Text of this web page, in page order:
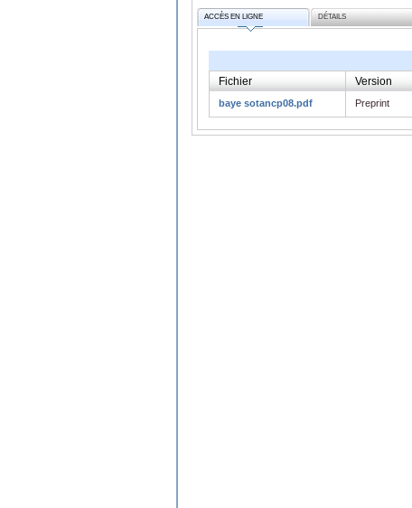
ACCÈS EN LIGNE DÉTAILS
Fichier Version
baye sotancp08.pdf Preprint